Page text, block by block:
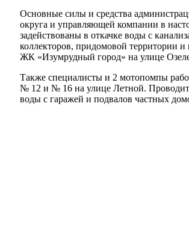
Основные силы и средства
округа и управляющей компании в
задействованы в откачке воды с
коллекторов, придомовой территории и
ЖК «Изумрудный город» на улице
Также специалисты и 2 мотопомпы
№ 12 и № 16 на улице Летной.
воды с гаражей и подвалов частных